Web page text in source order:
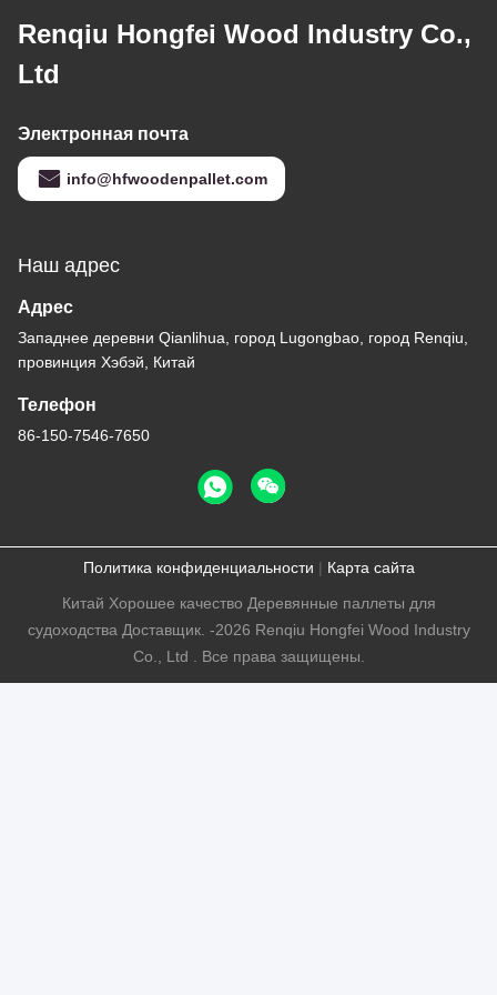
Renqiu Hongfei Wood Industry Co.,
Ltd
Электронная почта
info@hfwoodenpallet.com
Наш адрес
Адрес
Западнее деревни Qianlihua, город Lugongbao, город Renqiu,
провинция Хэбэй, Китай
Телефон
86-150-7546-7650
Политика конфиденциальности | Карта сайта
Китай Хорошее качество Деревянные паллеты для
судоходства Доставщик. -2026 Renqiu Hongfei Wood Industry
Co., Ltd . Все права защищены.